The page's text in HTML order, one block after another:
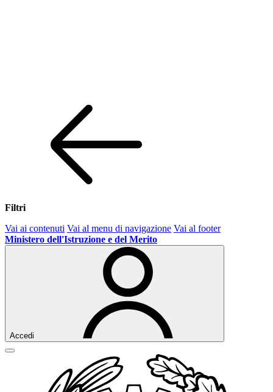
Filtri
Vai ai contenuti Vai al menu di navigazione Vai al footer
Ministero dell'Istruzione e del Merito
Accedi